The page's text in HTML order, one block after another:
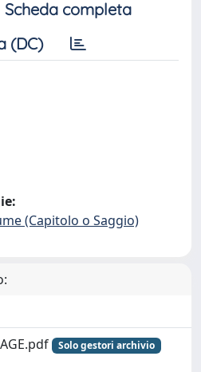
Scheda completa
(DC)
(Capitolo o Saggio)
Solo gestori archivio